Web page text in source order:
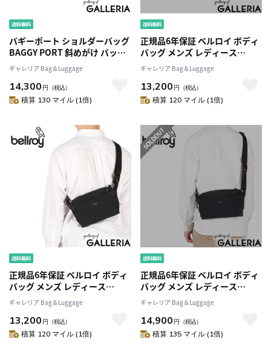
バギーポート ショルダーバッグ
BAGGY PORT 斜めがけ バッグ
A4 軽量 BLACK ボディバッグ メ
ッセンジャーバッグ 帆布 10号
PC収納 日本製 おしゃれ ブラン
ド メンズ レディース YNM-
ギャレリア Bag＆Luggage
14,300 円 （税込）
積算 130 マイル (1倍)
正規品6年保証 ベルロイ ボディ
バッグ メンズ レディース
Bellroy ショルダーバッグ ショ
ルダー バッグ 斜めがけバッグ
斜めがけ ブランド 軽量 軽い 小
さめ 大人 ナイロン 耐水 丈夫 ア
ギャレリア Bag＆Luggage
13,200 円 （税込）
積算 120 マイル (1倍)
正規品6年保証 ベルロイ ボディ
バッグ メンズ レディース
Bellroy ショルダーバッグ ショ
ルダー バッグ 斜めがけバッグ
斜めがけ ブランド 軽量 軽い 小
さめ 大人 ナイロン 耐水 丈夫 ア
ギャレリア Bag＆Luggage
13,200 円 （税込）
積算 120 マイル (1倍)
正規品6年保証 ベルロイ ボディ
バッグ メンズ レディース
Bellroy ショルダーバッグ ショ
ルダー バッグ 斜めがけバッグ
斜めがけ ブランド 軽量 軽い 小
さめ A5 大人 ナイロン 耐水 アウ
ギャレリア Bag＆Luggage
14,900 円 （税込）
積算 135 マイル (1倍)